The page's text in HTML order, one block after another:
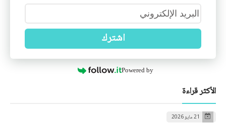
اشترك
Powered by
الأكثر قراءة
21 مايو 2026